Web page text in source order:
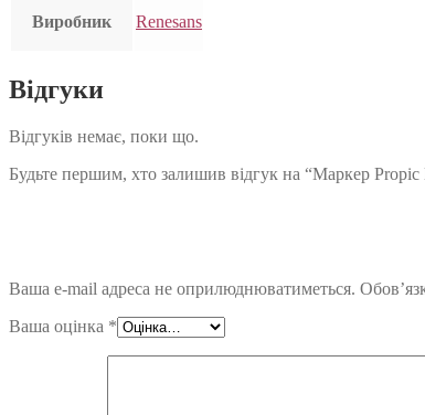
Виробник Renesans
Відгуки
Відгуків немає, поки що.
Будьте першим, хто залишив відгук на “Маркер
Ваша e-mail адреса не оприлюднюватиметься.
Ваша оцінка *